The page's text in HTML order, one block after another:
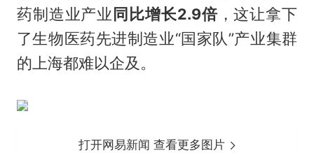
药制造业产业 同比增长2.9倍，这让拿下
了生物医药先进制造业“国家队”产业集群
的上海都难以企及。
打开网易新闻 查看更多图片